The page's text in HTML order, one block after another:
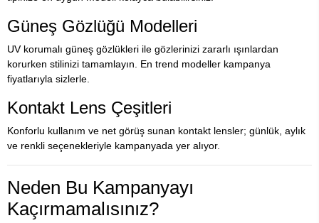
Güneş Gözlüğü Modelleri
UV korumalı güneş gözlükleri ile gözlerinizi zararlı ışınlardan
korurken stilinizi tamamlayın. En trend modeller kampanya
fiyatlarıyla sizlerle.
Kontakt Lens Çeşitleri
Konforlu kullanım ve net görüş sunan kontakt lensler; günlük, aylık
ve renkli seçenekleriyle kampanyada yer alıyor.
Neden Bu Kampanyayı
Kaçırmamalısınız?